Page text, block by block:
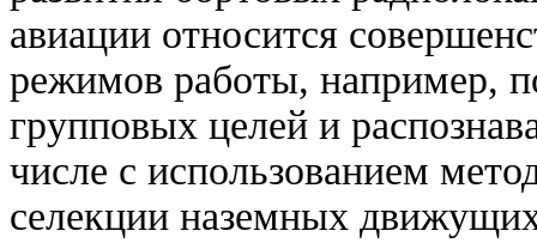
авиации относится
режимов работы, например,
групповых целей и
числе с использованием
селекции наземных